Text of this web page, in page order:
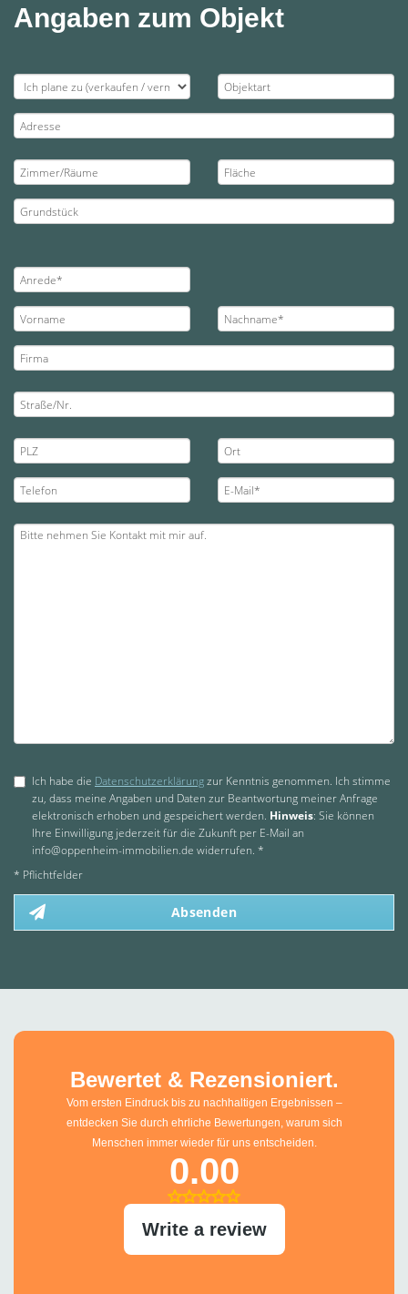
Angaben zum Objekt
Ich habe die Datenschutzerklärungzur Kenntnis genommen. Ich stimme
zu, dass meine Angaben und Daten zur Beantwortung meiner Anfrage
elektronisch erhoben und gespeichert werden. Hinweis: Sie können
Ihre Einwilligung jederzeit für die Zukunft per E-Mail an
info@oppenheim-immobilien.de widerrufen. *
* Pflichtfelder
Absenden